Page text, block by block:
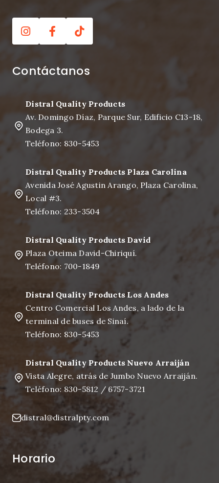
Contáctanos
Distral Quality Products
Av. Domingo Díaz, Parque Sur, Edificio C13-18,
Bodega 3.
Teléfono: 830-5453
Distral Quality Products Plaza Carolina
Avenida José Agustin Arango, Plaza Carolina,
Local #3.
Teléfono: 233-3504
Distral Quality Products David
Plaza Oteima David-Chiriquí.
Teléfono: 700-1849
Distral Quality Products Los Andes
Centro Comercial Los Andes, a lado de la
terminal de buses de Sinaí.
Teléfono: 830-5453
Distral Quality Products Nuevo Arraiján
Vista Alegre, atrás de Jumbo Nuevo Arraiján.
Teléfono: 830-5812 / 6757-3721
distral@distralpty.com
Horario